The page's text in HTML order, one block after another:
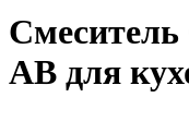
AB для